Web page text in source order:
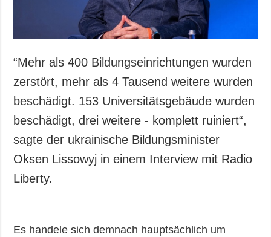
“Mehr als 400 Bildungseinrichtungen wurden
zerstört, mehr als 4 Tausend weitere wurden
beschädigt. 153 Universitätsgebäude wurden
beschädigt, drei weitere - komplett ruiniert“,
sagte der ukrainische Bildungsminister
Oksen Lissowyj in einem Interview mit Radio
Liberty.
Es handele sich demnach hauptsächlich um